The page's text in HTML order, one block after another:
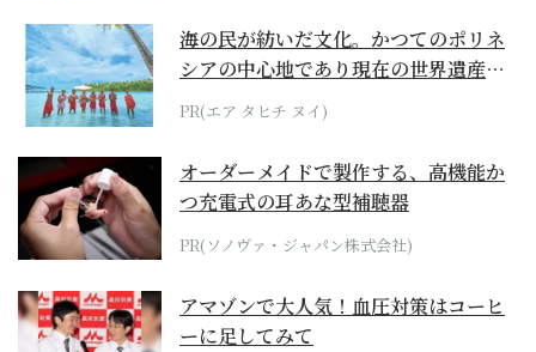
海の民が紡いだ文化。かつてのポリネ
シアの中心地であり現在の世界遺産か
らみえてくる...
PR(エア タヒチ ヌイ)
オーダーメイドで製作する、高機能か
つ充電式の耳あな型補聴器
PR(ソノヴァ・ジャパン株式会社)
アマゾンで大人気！血圧対策はコーヒ
ーに足してみて